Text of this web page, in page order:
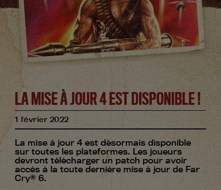
1 février 2022
LA MISE À JOUR 4 EST DISPONIBLE !
La mise à jour 4 est désormais disponible
sur toutes les plateformes. Les joueurs
devront télécharger un patch pour avoir
accès à la toute dernière mise à jour de Far
Cry® 6.